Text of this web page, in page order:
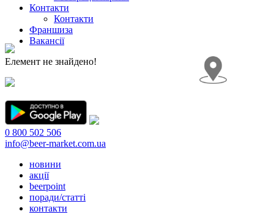
Контакти
Контакти
Франшиза
Вакансії
Елемент не знайдено!
0 800 502 506
info@beer-market.com.ua
новини
акції
beerpoint
поради/статті
контакти